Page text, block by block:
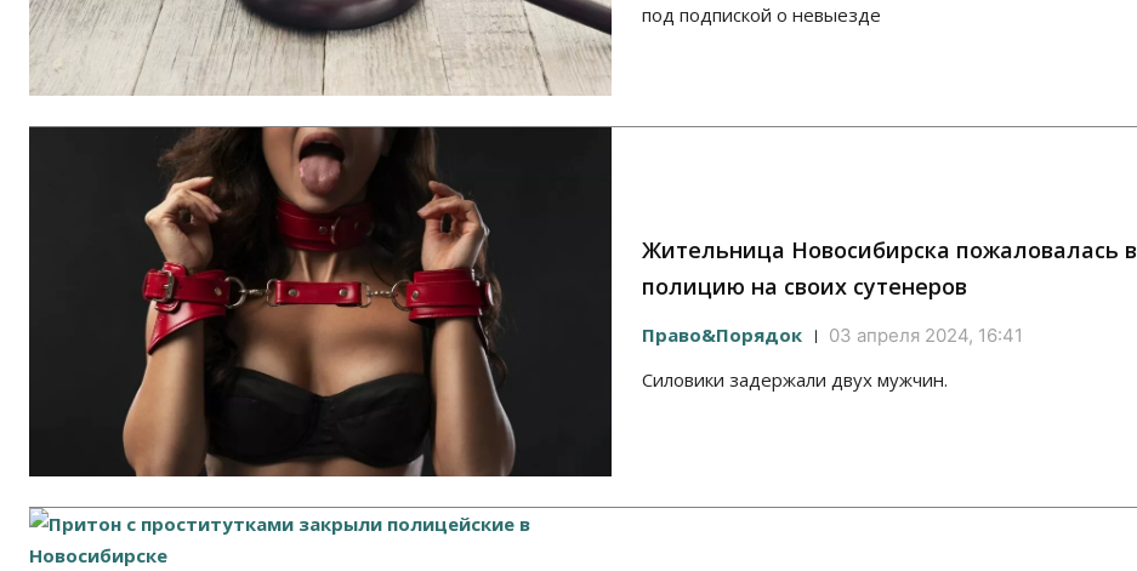
под подпиской о невыезде
Жительница Новосибирска пожаловалась в
полицию на своих сутенеров
Право&Порядок 03 апреля 2024, 16:41
Силовики задержали двух мужчин.